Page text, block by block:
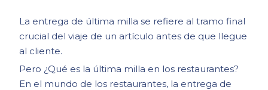
La entrega de última milla se refiere al tramo final
crucial del viaje de un artículo antes de que llegue
al cliente.
Pero ¿Qué es la última milla en los restaurantes?
En el mundo de los restaurantes, la entrega de